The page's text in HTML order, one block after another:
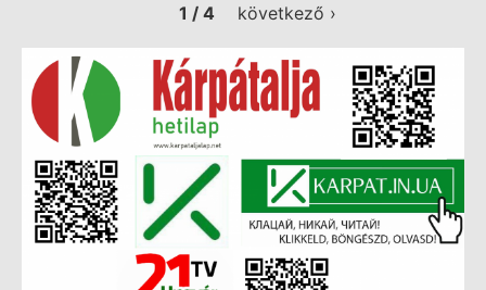
1 / 4
következő ›